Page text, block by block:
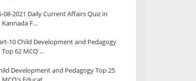
08-2021 Daily Current Affairs Quiz in
Kannada F...
10 Child Development and Pedagogy
Top 62 MCQ'...
Development and Pedagogy Top 25